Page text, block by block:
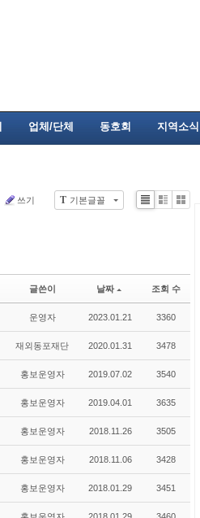
업체/단체 동호회 지역소식
T 기본글꼴
쓰기
Li
Zi
G
글쓴이 날짜 조회 수
운영자 2023.01.21 3360
재외동포재단 2020.01.31 3478
홍보운영자 2019.07.02 3540
홍보운영자 2019.04.01 3635
홍보운영자 2018.11.26 3505
홍보운영자 2018.11.06 3428
홍보운영자 2018.01.29 3451